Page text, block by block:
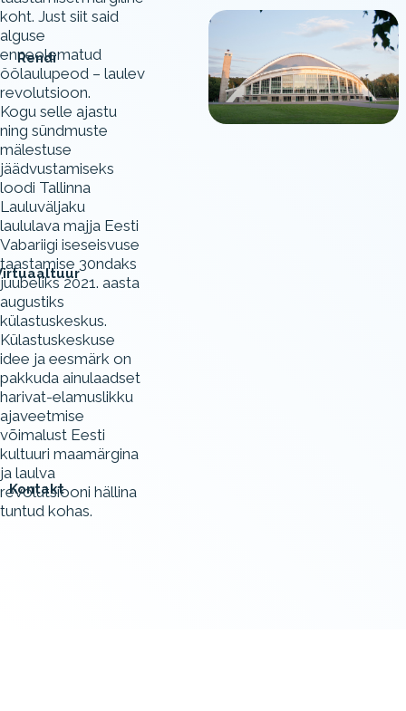
Rendi
Kontakt
koht. Just siit said
alguse
enneolematud
öölaulupeod – laulev
revolutsioon.
Kogu selle ajastu
ning sündmuste
mälestuse
jäädvustamiseks
loodi Tallinna
Lauluväljaku
laululava majja Eesti
Vabariigi iseseisvuse
taastamise 30ndaks
juubeliks 2021. aasta
augustiks
külastuskeskus.
Külastuskeskuse
idee ja eesmärk on
pakkuda ainulaadset
harivat-elamuslikku
ajaveetmise
võimalust Eesti
kultuuri maamärgina
ja laulva
revolutsiooni hällina
tuntud kohas.